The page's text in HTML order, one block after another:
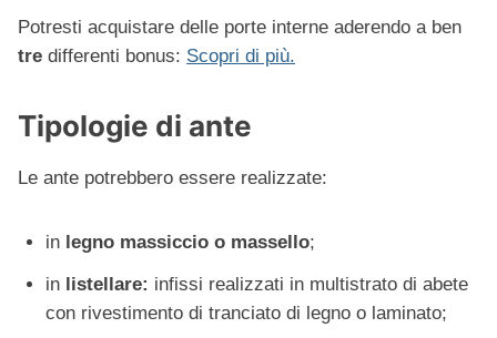
Potresti acquistare delle porte interne aderendo a ben
tre differenti bonus: Scopri di più.
Tipologie di ante
Le ante potrebbero essere realizzate:
in legno massiccio o massello;
in listellare: infissi realizzati in multistrato di abete
con rivestimento di tranciato di legno o laminato;